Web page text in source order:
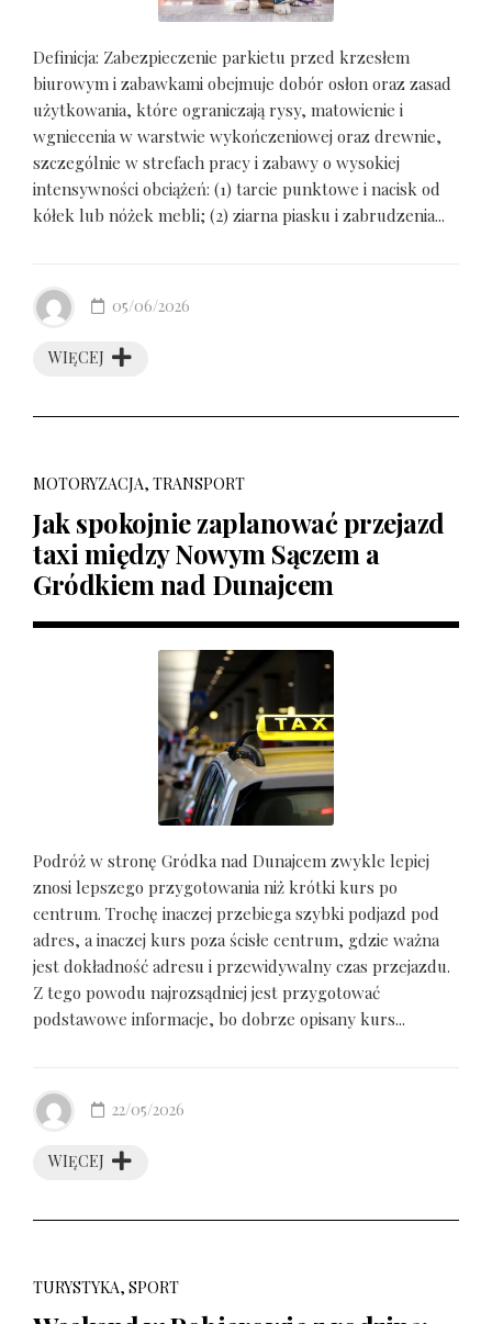
Definicja: Zabezpieczenie parkietu przed krzesłem
biurowym i zabawkami obejmuje dobór osłon oraz zasad
użytkowania, które ograniczają rysy, matowienie i
wgniecenia w warstwie wykończeniowej oraz drewnie,
szczególnie w strefach pracy i zabawy o wysokiej
intensywności obciążeń: (1) tarcie punktowe i nacisk od
kółek lub nóżek mebli; (2) ziarna piasku i zabrudzenia...
WIĘCEJ
05/06/2026
MOTORYZACJA, TRANSPORT
Jak spokojnie zaplanować przejazd
taxi między Nowym Sączem a
Gródkiem nad Dunajcem
Podróż w stronę Gródka nad Dunajcem zwykle lepiej
znosi lepszego przygotowania niż krótki kurs po
centrum. Trochę inaczej przebiega szybki podjazd pod
adres, a inaczej kurs poza ścisłe centrum, gdzie ważna
jest dokładność adresu i przewidywalny czas przejazdu.
Z tego powodu najrozsądniej jest przygotować
podstawowe informacje, bo dobrze opisany kurs...
WIĘCEJ
22/05/2026
TURYSTYKA, SPORT